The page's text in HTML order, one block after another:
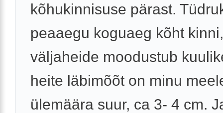
kõhukinnisuse pärast.
peaaegu koguaeg kõht kinni,
väljaheide moodustub
heite läbimõõt on minu
ülemäära suur, ca 3- 4 cm.